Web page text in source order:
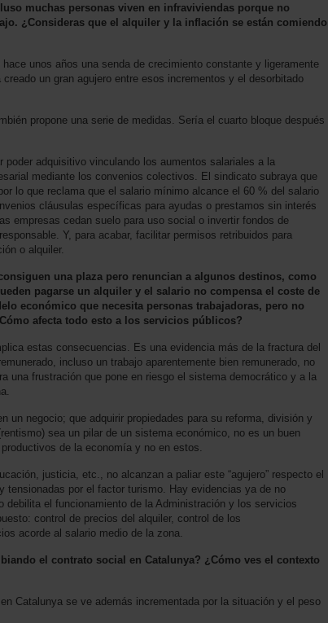
muchas personas viven en infraviviendas porque no
¿Consideras que el alquiler y la inflación se están comiendo
unos años una senda de crecimiento constante y ligeramente
un gran agujero entre esos incrementos y el desorbitado
propone una serie de medidas. Sería el cuarto bloque después
poder adquisitivo vinculando los aumentos salariales a la
mediante los convenios colectivos. El sindicato subraya que
lo que reclama que el salario mínimo alcance el 60 % del salario
cláusulas específicas para ayudas o prestamos sin interés
empresas cedan suelo para uso social o invertir fondos de
Y, para acabar, facilitar permisos retribuidos para
o alquiler.
una plaza pero renuncian a algunos destinos, como
pagarse un alquiler y el salario no compensa el coste de
económico que necesita personas trabajadoras, pero no
afecta todo esto a los servicios públicos?
estas consecuencias. Es una evidencia más de la fractura del
incluso un trabajo aparentemente bien remunerado, no
una frustración que pone en riesgo el sistema democrático y a la
un negocio; que adquirir propiedades para su reforma, división y
sea un pilar de un sistema económico, no es un buen
de la economía y no en estos.
justicia, etc., no alcanzan a paliar este “agujero” respecto el
tensionadas por el factor turismo. Hay evidencias ya de no
debilita el funcionamiento de la Administración y los servicios
control de precios del alquiler, control de los
acorde al salario medio de la zona.
el contrato social en Catalunya? ¿Cómo ves el contexto
Catalunya se ve además incrementada por la situación y el peso